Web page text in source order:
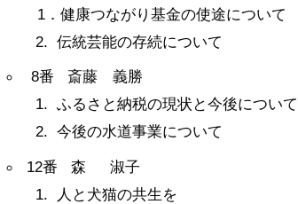
1．健康つながり基金の使途について
2. 伝統芸能の存続について
8番 斎藤 義勝
1. ふるさと納税の現状と今後について
2. 今後の水道事業について
12番 森 淑子
1. 人と犬猫の共生を